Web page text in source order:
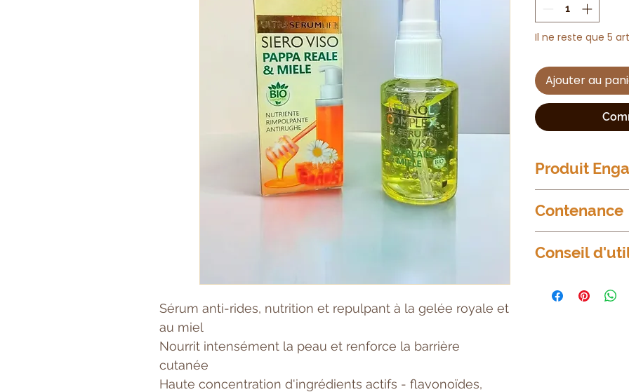
Sérum anti-rides, nutrition et repulpant à la gelée royale et
au miel
Nourrit intensément la peau et renforce la barrière
cutanée
Haute concentration d'ingrédients actifs - flavonoïdes,
Il ne reste que 5
Ajouter au
Produit
animaux
100% BIO
Contenance
Conseil
visage et